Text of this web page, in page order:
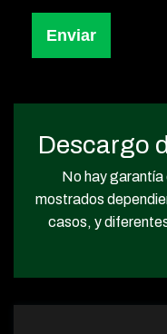
Descargo
No hay
mostrados
casos, y